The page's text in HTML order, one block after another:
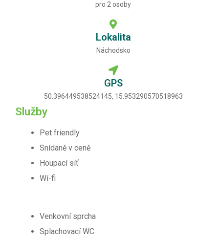
pro 2 osoby
Lokalita
Náchodsko
GPS
50.396449538524145, 15.953290570518963
Služby
Pet friendly
Snídaně v ceně
Houpací síť
Wi-fi
Venkovní sprcha
Splachovací WC